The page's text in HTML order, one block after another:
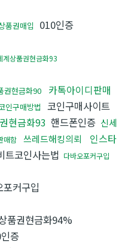
품권매입 010인증
계상품권현금화93
권현금화90
카톡아이디판매
인구매방법 코인구매사이트
현금화93 핸드폰인증 신세
매함 쓰레드해킹의뢰
인스타
트코인사는법 다바오포커구입
포커구입
품권현금화94%
증